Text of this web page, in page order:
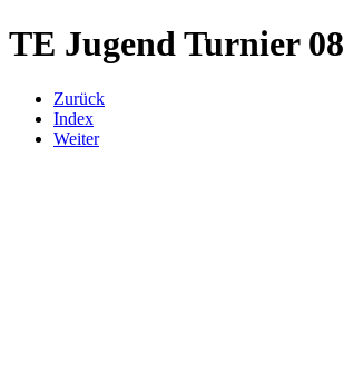
TE Jugend Turnier 08
Zurück
Index
Weiter